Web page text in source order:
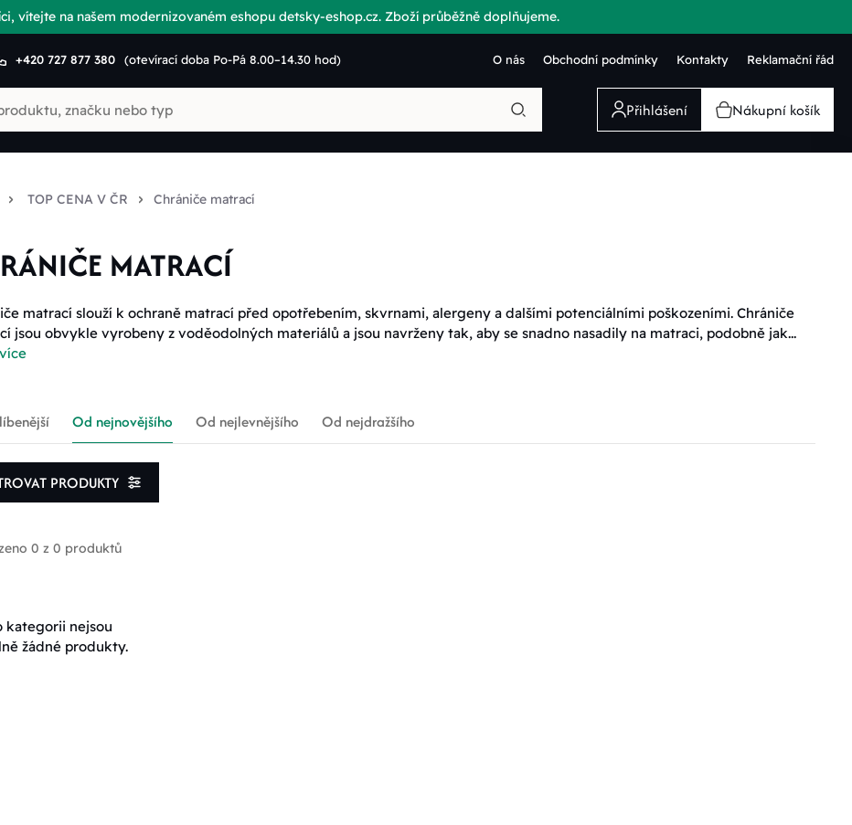
vítejte na našem modernizovaném eshopu detsky-eshop.cz. Zboží průběžně doplňujeme.
+420 727 877 380 (otevírací doba Po-Pá 8.00–14.30 hod) O nás Obchodní podmínky Kontakty Reklamační řád
Přihlášení Nákupní košík
TOP CENA V ČR Chrániče matrací
MATRACÍ
matrací slouží k ochraně matrací před opotřebením, skvrnami, alergeny a dalšími potenciálními poškozeními. Chrániče
jsou obvykle vyrobeny z voděodolných materiálů a jsou navrženy tak, aby se snadno nasadily na matraci, podobně jak...
Od nejnovějšího Od nejlevnějšího Od nejdražšího
PRODUKTY
Produkty skladem
0 z 0 produktů
kategorii nejsou
žádné produkty.